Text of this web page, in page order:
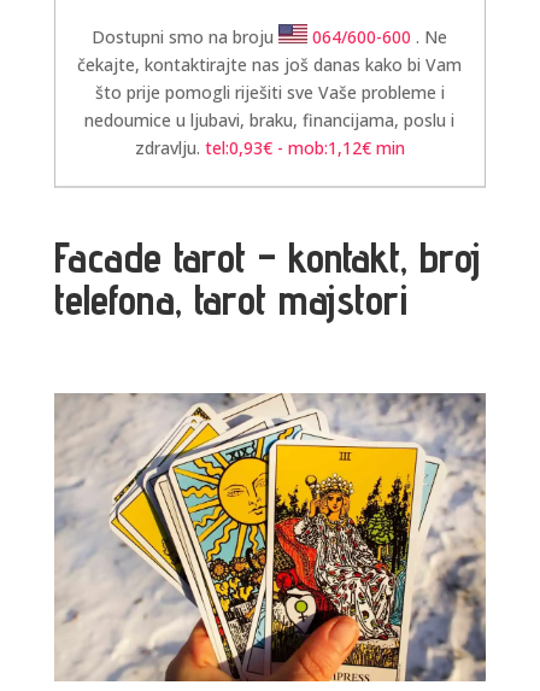
Dostupni smo na broju 064/600-600 . Ne
čekajte, kontaktirajte nas još danas kako bi Vam
što prije pomogli riješiti sve Vaše probleme i
nedoumice u ljubavi, braku, financijama, poslu i
zdravlju. tel:0,93€ - mob:1,12€ min
Facade tarot – kontakt, broj
telefona, tarot majstori